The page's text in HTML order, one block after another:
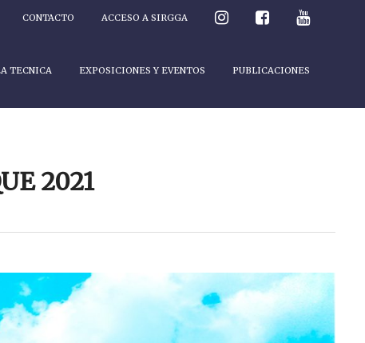
CONTACTO ACCESO A SIRGGA
TECNICA EXPOSICIONES Y EVENTOS PUBLICACIONES
2021